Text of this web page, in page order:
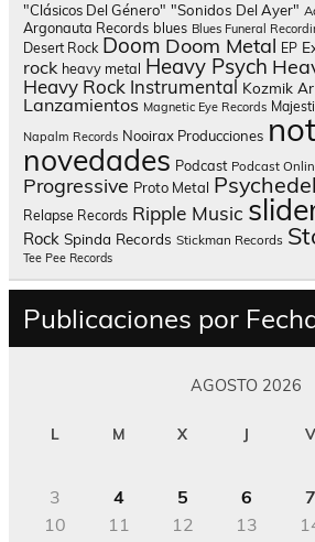
"Clásicos Del Género" "Sonidos Del Ayer"
Argonauta Records blues Blues Funeral
Desert Rock Doom Doom Metal EP
rock heavy metal Heavy Psych
Heavy Rock Instrumental Kozmik
Lanzamientos Magnetic Eye Records
Napalm Records Nooirax Producciones
novedades Podcast Podcast
Progressive Proto Metal
Relapse Records Ripple Music
Rock Spinda Records Stickman Records
Tee Pee Records
Publicaciones por
AGOSTO 2026
L M X J V
3
4 5 6 7
10
11 12 13